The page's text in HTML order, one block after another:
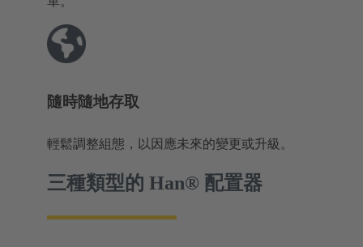
隨時隨地存取
輕鬆調整組態，以因應未來的變更或升級。
三種類型的 Han® 配置器